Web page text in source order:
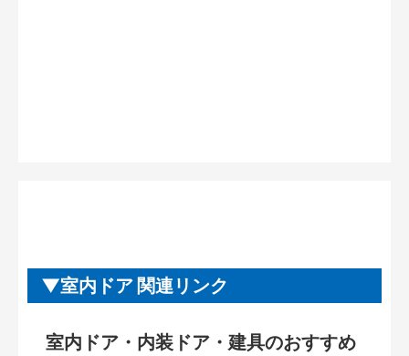
室内ドア 関連リンク
室内ドア・内装ドア・建具のおすすめ